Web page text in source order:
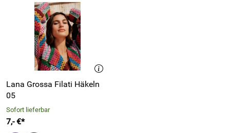
Lana Grossa Filati Häkeln
05
Sofort lieferbar
7,- €*